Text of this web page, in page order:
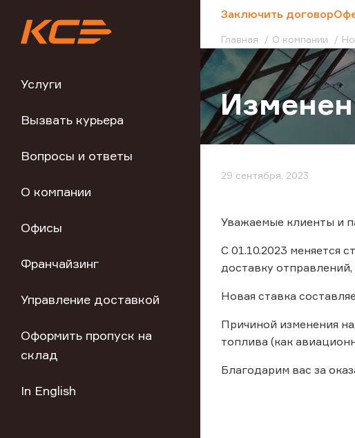
Услуги
Вызвать курьера
Вопросы и ответы
О компании
Офисы
Франчайзинг
Управление доставкой
Оформить пропуск на
склад
In English
Заключить договор
Главная О компании
29 сентября, 2023
Уважаемые клиенты и
С 01.10.2023 меняется
доставку
Новая ставка
Причиной изменения
топлива (как
Благодарим вас за